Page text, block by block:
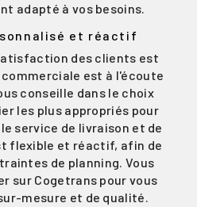
adapté à vos besoins.
et réactif
des clients est
est à l'écoute
conseille dans le choix
les plus appropriés pour
service de livraison et de
flexible et réactif, afin de
de planning. Vous
sur Cogetrans pour vous
mesure et de qualité.